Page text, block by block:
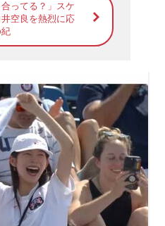
合ってる？」スケ
空良を熱烈に応